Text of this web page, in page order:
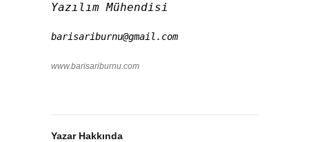
Yazılım Mühendisi
barisariburnu@gmail.com
www.barisariburnu.com
Yazar Hakkında